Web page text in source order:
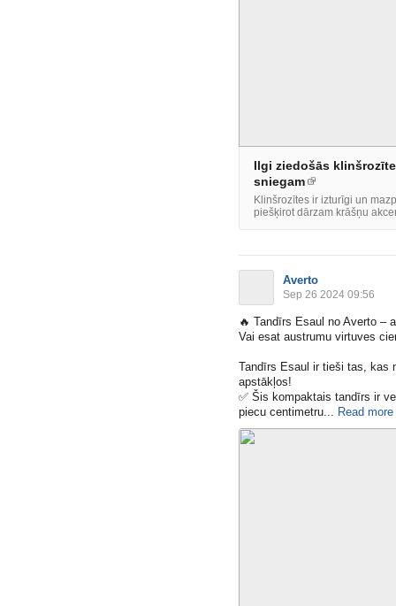
Ilgi ziedošās
sniegam
Klinšrozītes ir izturīgi un
piešķirot dārzam krāšņu
Averto
Sep 26 2024 09:56
🔥 Tandīrs Esaul no Averto –
Vai esat austrumu virtuves
Tandīrs Esaul ir tieši tas, kas
apstākļos!
✅ Šis kompaktais tandīrs ir
piecu centimetru​... Read more